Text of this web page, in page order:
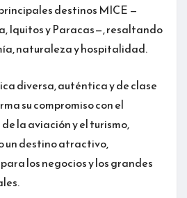
destinos MICE —
Iquitos y Paracas—, resaltando
naturaleza y hospitalidad.
diversa, auténtica y de clase
su compromiso con el
la aviación y el turismo,
un destino atractivo,
los negocios y los grandes